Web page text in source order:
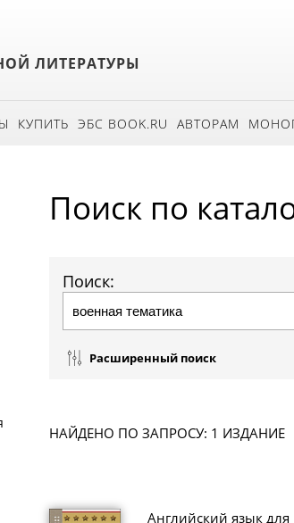
ЛИТЕРАТУРЫ
КУПИТЬ ЭБС BOOK.RU АВТОРАМ
Поиск по
Поиск:
Расширенный поиск
НАЙДЕНО ПО ЗАПРОСУ: 1 ИЗДАНИЕ
Английский язык